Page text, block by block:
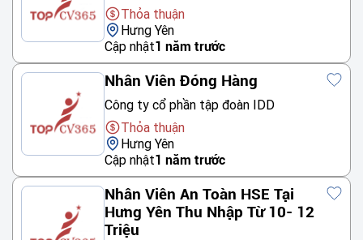
Thỏa thuận
Hưng Yên
Cập nhật1 năm trước
Nhân Viên Đóng Hàng
Công ty cổ phần tập đoàn IDD
Thỏa thuận
Hưng Yên
Cập nhật1 năm trước
Nhân Viên An Toàn HSE Tại
Hưng Yên Thu Nhập Từ 10- 12
Triệu